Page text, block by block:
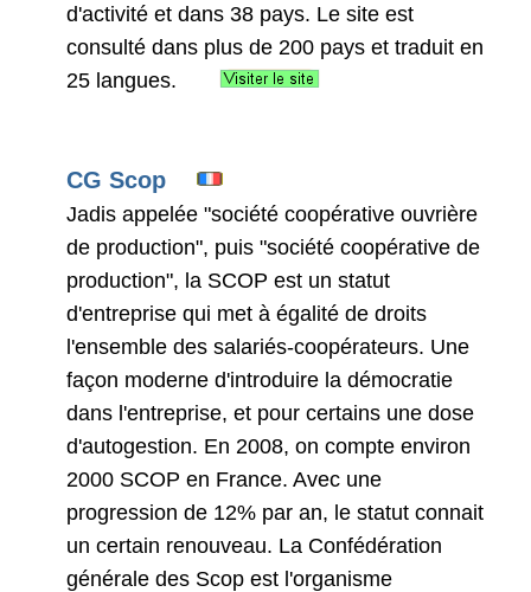
d'activité et dans 38 pays. Le site est
consulté dans plus de 200 pays et traduit en
25 langues.
CG Scop
Jadis appelée "société coopérative ouvrière
de production", puis "société coopérative de
production", la SCOP est un statut
d'entreprise qui met à égalité de droits
l'ensemble des salariés-coopérateurs. Une
façon moderne d'introduire la démocratie
dans l'entreprise, et pour certains une dose
d'autogestion. En 2008, on compte environ
2000 SCOP en France. Avec une
progression de 12% par an, le statut connait
un certain renouveau. La Confédération
générale des Scop est l'organisme